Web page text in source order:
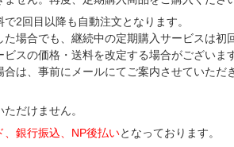
2回目以降も自動注文となります。
場合でも、継続中の定期購入サービスは初
スの価格・送料を改定する場合がございます
は、事前にメールにてご案内させていただ
だけません。
、銀行振込、NP後払いとなっております。